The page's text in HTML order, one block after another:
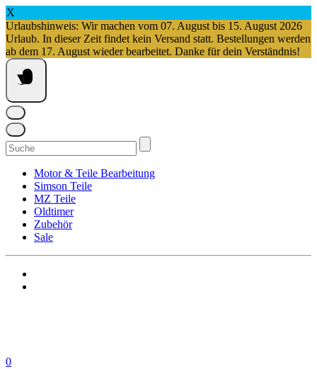
X
Urlaubshinweis: Wir machen vom 07. August bis 15. August 2026
Urlaub. In dieser Zeit findet kein Versand statt. Bestellungen werden
ab dem 17. August wieder bearbeitet. Danke für dein Verständnis!
Springe
zum
Inhalt
Suchen
nach:
Motor & Teile Bearbeitung
Simson Teile
MZ Teile
Oldtimer
Zubehör
Sale
0